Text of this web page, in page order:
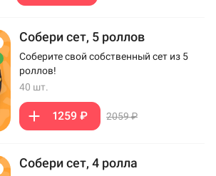
Собери сет, 5 роллов
Соберите свой собственный сет из 5
роллов!
40 шт.
1259 ₽ 2059 ₽
Собери сет, 4 ролла